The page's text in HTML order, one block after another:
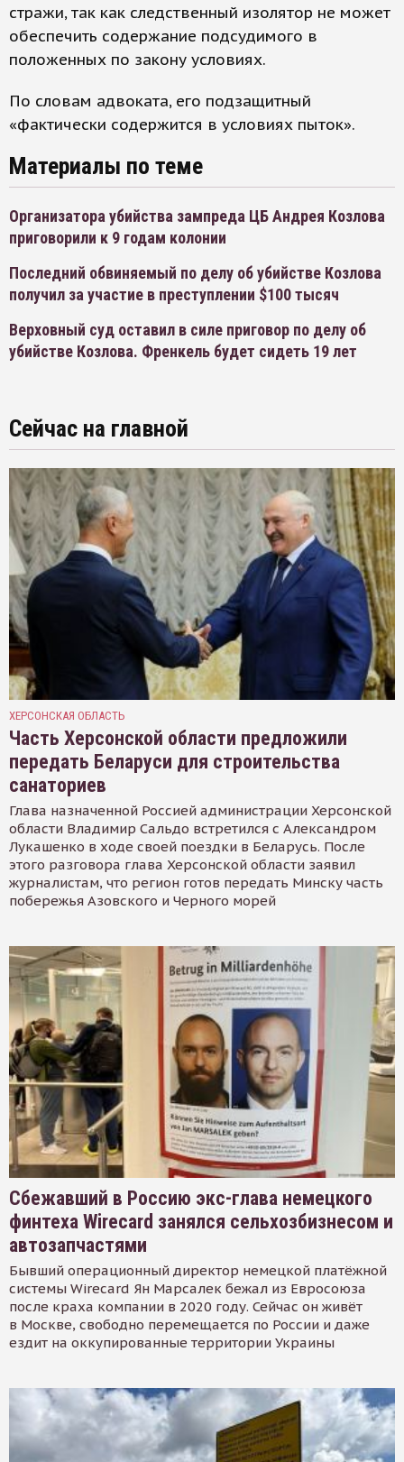
стражи, так как следственный изолятор не может
обеспечить содержание подсудимого в
положенных по закону условиях.
По словам адвоката, его подзащитный
«фактически содержится в условиях пыток».
Материалы по теме
Организатора убийства зампреда ЦБ Андрея Козлова
приговорили к 9 годам колонии
Последний обвиняемый по делу об убийстве Козлова
получил за участие в преступлении $100 тысяч
Верховный суд оставил в силе приговор по делу об
убийстве Козлова. Френкель будет сидеть 19 лет
Сейчас на главной
ХЕРСОНСКАЯ ОБЛАСТЬ
Часть Херсонской области предложили
передать Беларуси для строительства
санаториев
Глава назначенной Россией администрации Херсонской
области Владимир Сальдо встретился с Александром
Лукашенко в ходе своей поездки в Беларусь. После
этого разговора глава Херсонской области заявил
журналистам, что регион готов передать Минску часть
побережья Азовского и Черного морей
Сбежавший в Россию экс-глава немецкого
финтеха Wirecard занялся сельхозбизнесом и
автозапчастями
Бывший операционный директор немецкой платёжной
системы Wirecard Ян Марсалек бежал из Евросоюза
после краха компании в 2020 году. Сейчас он живёт
в Москве, свободно перемещается по России и даже
ездит на оккупированные территории Украины